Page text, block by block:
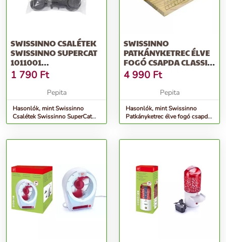
SWISSINNO CSALÉTEK
SWISSINNO SUPERCAT
1011001
EGÉRFOGÓHOZ
20DB/KARTON
1 790 Ft
Pepita
Hasonlók, mint Swissinno
Csalétek Swissinno SuperCat
1011001 egérfogóhoz
SWISSINNO
PATKÁNYKETREC ÉLVE
FOGÓ CSAPDA CLASSIC
ÁLLAT- ÉS KÁRTEV...
4 990 Ft
Pepita
Hasonlók, mint Swissinno
Patkányketrec élve fogó csapda
Classic Állat- és kártev...